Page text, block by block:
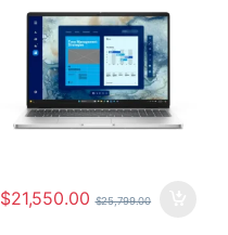
$21,550.00 $25,799.00